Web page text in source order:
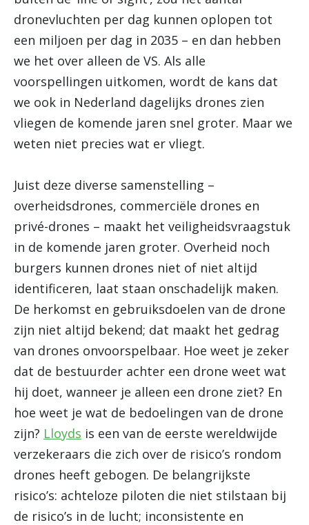
dronevluchten per dag kunnen oplopen tot
een miljoen per dag in 2035 – en dan hebben
we het over alleen de VS. Als alle
voorspellingen uitkomen, wordt de kans dat
we ook in Nederland dagelijks drones zien
vliegen de komende jaren snel groter. Maar we
weten niet precies wat er vliegt.
Juist deze diverse samenstelling –
overheidsdrones, commerciële drones en
privé-drones – maakt het veiligheidsvraagstuk
in de komende jaren groter. Overheid noch
burgers kunnen drones niet of niet altijd
identificeren, laat staan onschadelijk maken.
De herkomst en gebruiksdoelen van de drone
zijn niet altijd bekend; dat maakt het gedrag
van drones onvoorspelbaar. Hoe weet je zeker
dat de bestuurder achter een drone weet wat
hij doet, wanneer je alleen een drone ziet? En
hoe weet je wat de bedoelingen van de drone
zijn? Lloyds is een van de eerste wereldwijde
verzekeraars die zich over de risico’s rondom
drones heeft gebogen. De belangrijkste
risico’s: achteloze piloten die niet stilstaan bij
de risico’s in de lucht; inconsistente en